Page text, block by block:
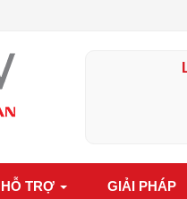
HỖ TRỢ GIẢI PHÁP